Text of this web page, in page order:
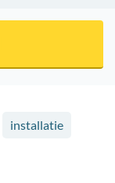
installatie